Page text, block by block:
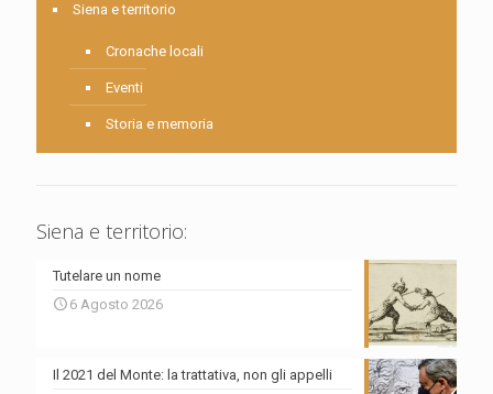
Siena e territorio
Cronache locali
Eventi
Storia e memoria
Siena e territorio:
Tutelare un nome
6 Agosto 2026
Il 2021 del Monte: la trattativa, non gli appelli